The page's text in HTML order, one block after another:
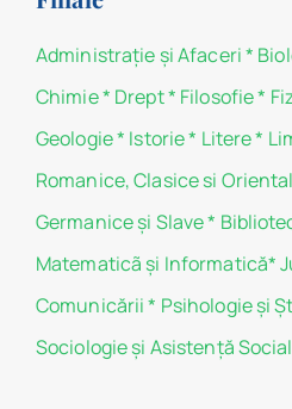
Administraţie şi Afaceri*
Chimie* Drept* Filosofie*
Geologie* Istorie* Litere*
Romanice, Clasice si
Germanice şi Slave*
Matematicã și Informatică*
Comunicării * Psihologie şi
Sociologie şi Asistenţă